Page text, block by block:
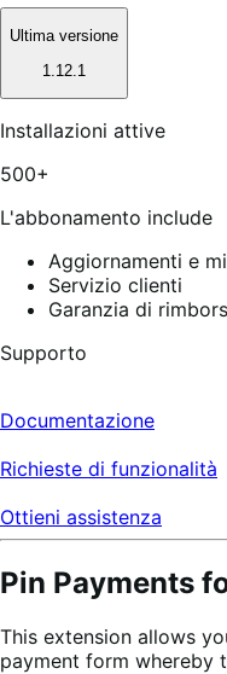
Ultima versione
1.12.1
Installazioni attive
500+
L'abbonamento include
Aggiornamenti e
Servizio clienti
Garanzia di
Supporto
Documentazione
Richieste di funzionalità
Ottieni assistenza
Pin Payments
This extension allows
payment form whereby